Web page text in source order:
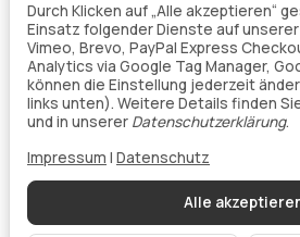
Vertrag widerrufen
Vertrag
Alle
Durch Klicken auf „Alle akzeptieren“
Einsatz folgender Dienste auf
Vimeo, Brevo, PayPal Express
Analytics via Google Tag Manager,
können die Einstellung jederzeit
links unten). Weitere Details finden
und in unserer Datenschutzerklärung.
Impressum | Datenschutz